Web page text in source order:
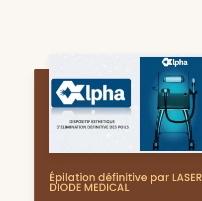
Épilation définitive par LASER
DIODE MEDICAL